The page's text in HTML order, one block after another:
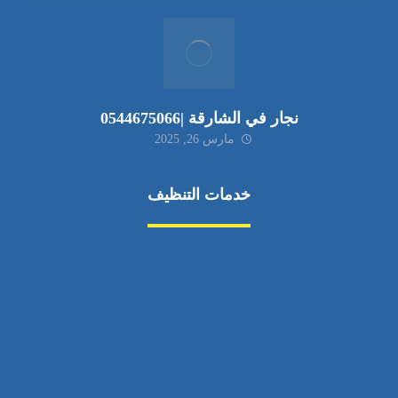
نجار في الشارقة |0544675066
مارس 26, 2025
خدمات التنظيف